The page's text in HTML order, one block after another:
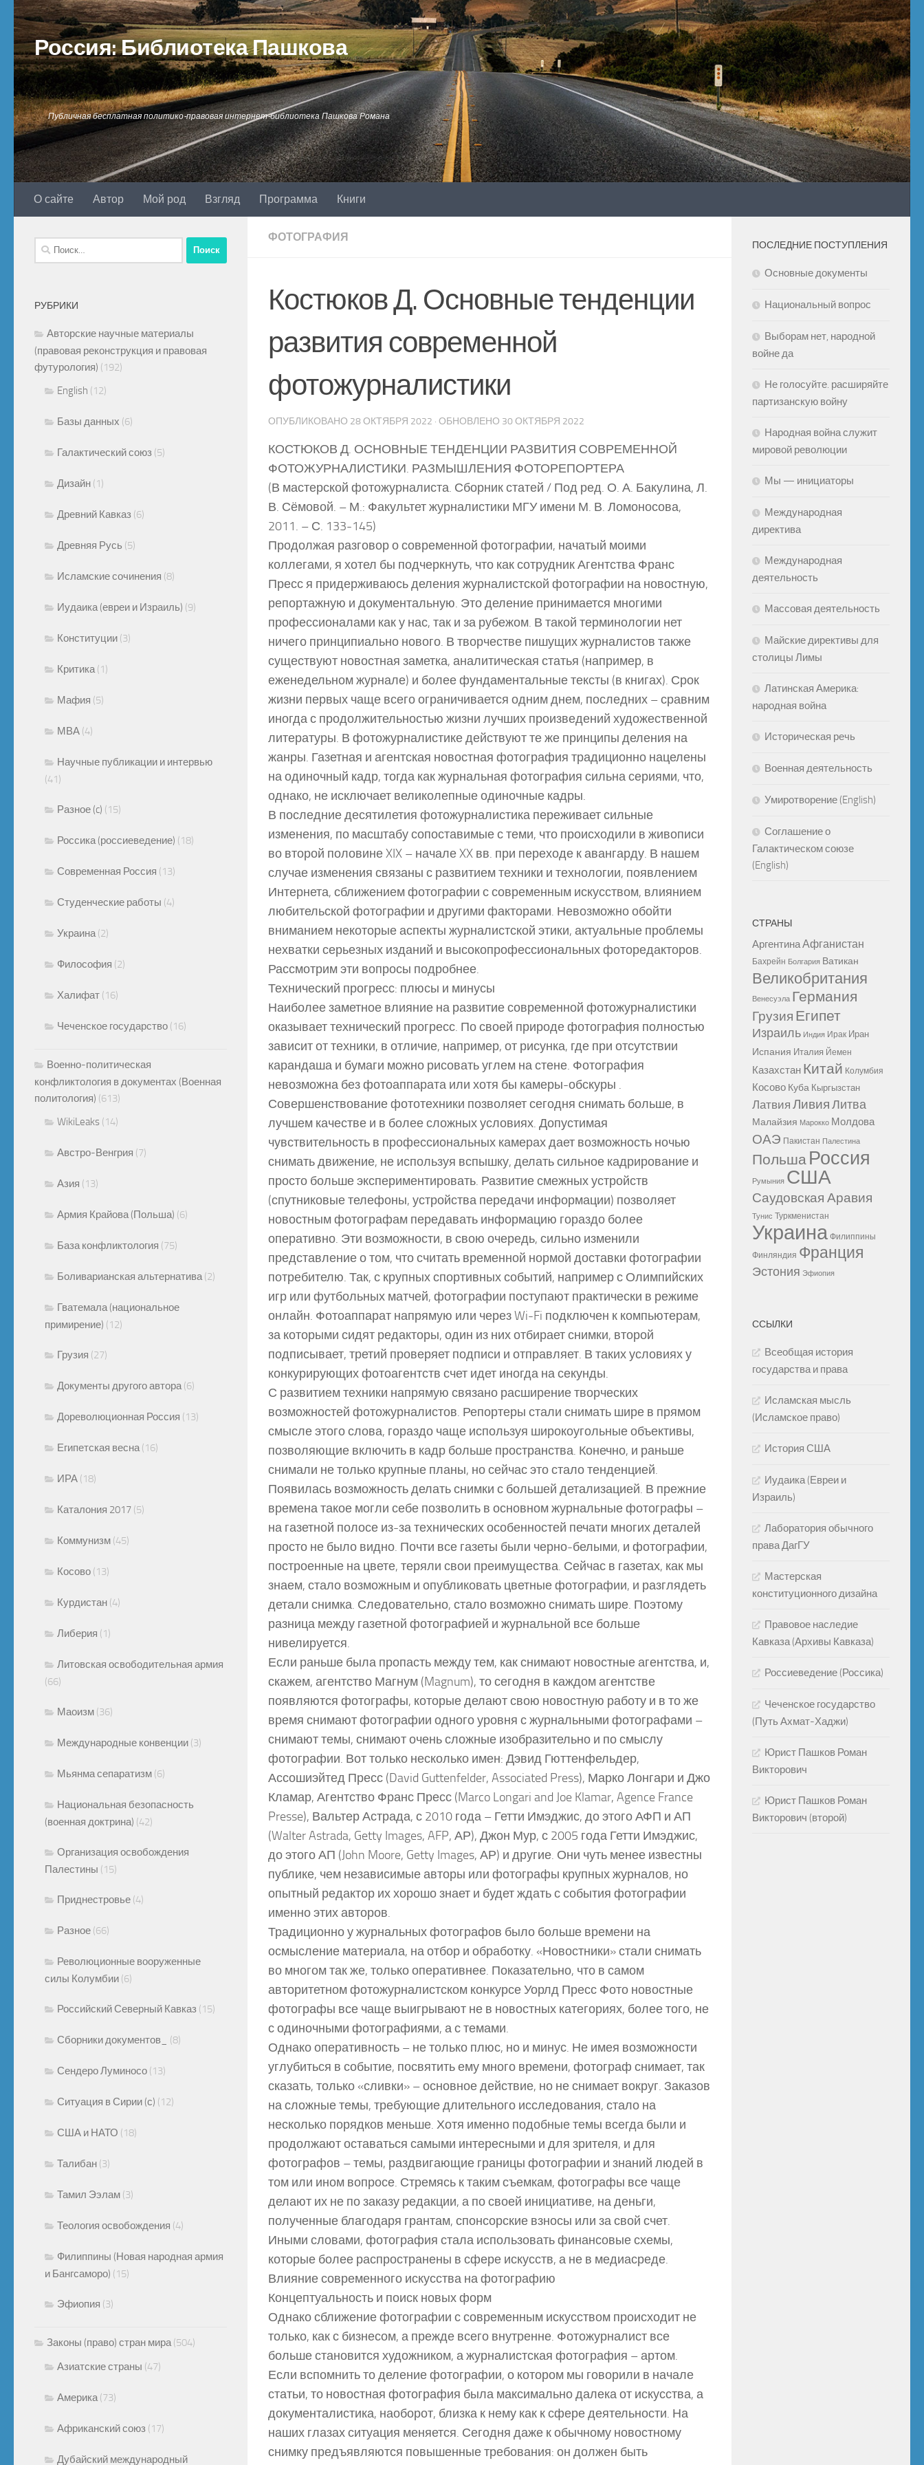
Перейти к содержимому
Россия: Библиотека Пашкова
Публичная бесплатная политико-правовая интернет-библиотека Пашкова Романа
О сайте Автор Мой род Взгляд Программа Книги
ФОТОГРАФИЯ
Костюков Д. Основные тенденции
развития современной
фотожурналистики
ОПУБЛИКОВАНО 28 ОКТЯБРЯ 2022 · ОБНОВЛЕНО 30 ОКТЯБРЯ 2022
КОСТЮКОВ Д. ОСНОВНЫЕ ТЕНДЕНЦИИ РАЗВИТИЯ СОВРЕМЕННОЙ
ФОТОЖУРНАЛИСТИКИ. РАЗМЫШЛЕНИЯ ФОТОРЕПОРТЕРА
(В мастерской фотожурналиста. Сборник статей / Под ред. О. А. Бакулина, Л.
В. Сёмовой. – М.: Факультет журналистики МГУ имени М. В. Ломоносова,
2011. – С. 133-145)
Продолжая разговор о современной фотографии, начатый моими
коллегами, я хотел бы подчеркнуть, что как сотрудник Агентства Франс
Пресс я придерживаюсь деления журналистской фотографии на новостную,
репортажную и документальную. Это деление принимается многими
профессионалами как у нас, так и за рубежом. В такой терминологии нет
ничего принципиально нового. В творчестве пишущих журналистов также
существуют новостная заметка, аналитическая статья (например, в
еженедельном журнале) и более фундаментальные тексты (в книгах). Срок
жизни первых чаще всего ограничивается одним днем, последних – сравним
иногда с продолжительностью жизни лучших произведений художественной
литературы. В фотожурналистике действуют те же принципы деления на
жанры. Газетная и агентская новостная фотография традиционно нацелены
на одиночный кадр, тогда как журнальная фотография сильна сериями, что,
однако, не исключает великолепные одиночные кадры.
В последние десятилетия фотожурналистика переживает сильные
изменения, по масштабу сопоставимые с теми, что происходили в живописи
во второй половине XIX – начале XX вв. при переходе к авангарду. В нашем
случае изменения связаны с развитием техники и технологии, появлением
Интернета, сближением фотографии с современным искусством, влиянием
любительской фотографии и другими факторами. Невозможно обойти
вниманием некоторые аспекты журналистской этики, актуальные проблемы
нехватки серьезных изданий и высокопрофессиональных фоторедакторов.
Рассмотрим эти вопросы подробнее.
Технический прогресс: плюсы и минусы
Наиболее заметное влияние на развитие современной фотожурналистики
оказывает технический прогресс. По своей природе фотография полностью
зависит от техники, в отличие, например, от рисунка, где при отсутствии
карандаша и бумаги можно рисовать углем на стене. Фотография
невозможна без фотоаппарата или хотя бы камеры-обскуры .
Совершенствование фототехники позволяет сегодня снимать больше, в
лучшем качестве и в более сложных условиях. Допустимая
чувствительность в профессиональных камерах дает возможность ночью
снимать движение, не используя вспышку, делать сильное кадрирование и
просто больше экспериментировать. Развитие смежных устройств
(спутниковые телефоны, устройства передачи информации) позволяет
новостным фотографам передавать информацию гораздо более
оперативно. Эти возможности, в свою очередь, сильно изменили
представление о том, что считать временной нормой доставки фотографии
потребителю. Так, с крупных спортивных событий, например с Олимпийских
игр или футбольных матчей, фотографии поступают практически в режиме
онлайн. Фотоаппарат напрямую или через Wi-Fi подключен к компьютерам,
за которыми сидят редакторы, один из них отбирает снимки, второй
подписывает, третий проверяет подписи и отправляет. В таких условиях у
конкурирующих фотоагентств счет идет иногда на секунды.
С развитием техники напрямую связано расширение творческих
возможностей фотожурналистов. Репортеры стали снимать шире в прямом
смысле этого слова, гораздо чаще используя широкоугольные объективы,
позволяющие включить в кадр больше пространства. Конечно, и раньше
снимали не только крупные планы, но сейчас это стало тенденцией.
Появилась возможность делать снимки с большей детализацией. В прежние
времена такое могли себе позволить в основном журнальные фотографы –
на газетной полосе из-за технических особенностей печати многих деталей
просто не было видно. Почти все газеты были черно-белыми, и фотографии,
построенные на цвете, теряли свои преимущества. Сейчас в газетах, как мы
знаем, стало возможным и опубликовать цветные фотографии, и разглядеть
детали снимка. Следовательно, стало возможно снимать шире. Поэтому
разница между газетной фотографией и журнальной все больше
нивелируется.
Если раньше была пропасть между тем, как снимают новостные агентства, и,
скажем, агентство Магнум (Magnum), то сегодня в каждом агентстве
появляются фотографы, которые делают свою новостную работу и в то же
время снимают фотографии одного уровня с журнальными фотографами –
снимают темы, снимают очень сложные изобразительно и по смыслу
фотографии. Вот только несколько имен: Дэвид Гюттенфельдер,
Ассошиэйтед Пресс (David Guttenfelder, Associated Press), Марко Лонгари и Джо
Кламар, Агентство Франс Пресс (Marco Longari and Joe Klamar, Agence France
Presse), Вальтер Астрада, с 2010 года – Гетти Имэджис, до этого АФП и АП
(Walter Astrada, Getty Images, AFP, АР), Джон Мур, с 2005 года Гетти Имэджис,
до этого АП (John Moore, Getty Images, АР) и другие. Они чуть менее известны
публике, чем независимые авторы или фотографы крупных журналов, но
опытный редактор их хорошо знает и будет ждать с события фотографии
именно этих авторов.
Традиционно у журнальных фотографов было больше времени на
осмысление материала, на отбор и обработку. «Новостники» стали снимать
во многом так же, только оперативнее. Показательно, что в самом
авторитетном фотожурналистском конкурсе Уорлд Пресс Фото новостные
фотографы все чаще выигрывают не в новостных категориях, более того, не
с одиночными фотографиями, а с темами.
Однако оперативность – не только плюс, но и минус. Не имея возможности
углубиться в событие, посвятить ему много времени, фотограф снимает, так
сказать, только «сливки» – основное действие, но не снимает вокруг. Заказов
на сложные темы, требующие длительного исследования, стало на
несколько порядков меньше. Хотя именно подобные темы всегда были и
продолжают оставаться самыми интересными и для зрителя, и для
фотографов – темы, раздвигающие границы фотографии и знаний людей в
том или ином вопросе. Стремясь к таким съемкам, фотографы все чаще
делают их не по заказу редакции, а по своей инициативе, на деньги,
полученные благодаря грантам, спонсорские взносы или за свой счет.
Иными словами, фотография стала использовать финансовые схемы,
которые более распространены в сфере искусств, а не в медиасреде.
Влияние современного искусства на фотографию
Концептуальность и поиск новых форм
Однако сближение фотографии с современным искусством происходит не
только, как с бизнесом, а прежде всего внутренне. Фотожурналист все
больше становится художником, а журналистская фотография – артом.
Если вспомнить то деление фотографии, о котором мы говорили в начале
статьи, то новостная фотография была максимально далека от искусства, а
документалистика, наоборот, близка к нему как к сфере деятельности. На
наших глазах ситуация меняется. Сегодня даже к обычному новостному
снимку предъявляются повышенные требования: он должен быть
Найти:
РУБРИКИ
Авторские научные материалы
(правовая реконструкция и правовая
футурология) (192)
English (12)
Базы данных (6)
Галактический союз (5)
Дизайн (1)
Древний Кавказ (6)
Древняя Русь (5)
Исламские сочинения (8)
Иудаика (евреи и Израиль) (9)
Конституции (3)
Критика (1)
Мафия (5)
МВА (4)
Научные публикации и интервью
(41)
Разное (c) (15)
Россика (россиеведение) (18)
Современная Россия (13)
Студенческие работы (4)
Украина (2)
Философия (2)
Халифат (16)
Чеченское государство (16)
Военно-политическая
конфликтология в документах (Военная
политология) (613)
WikiLeaks (14)
Австро-Венгрия (7)
Азия (13)
Армия Крайова (Польша) (6)
База конфликтология (75)
Боливарианская альтернатива (2)
Гватемала (национальное
примирение) (12)
Грузия (27)
Документы другого автора (6)
Дореволюционная Россия (13)
Египетская весна (16)
ИРА (18)
Каталония 2017 (5)
Коммунизм (45)
Косово (13)
Курдистан (4)
Либерия (1)
Литовская освободительная армия
(66)
Маоизм (36)
Международные конвенции (3)
Мьянма сепаратизм (6)
Национальная безопасность
(военная доктрина) (42)
Организация освобождения
Палестины (15)
Приднестровье (4)
Разное (66)
Революционные вооруженные
силы Колумбии (6)
Российский Северный Кавказ (15)
Сборники документов_ (8)
Сендеро Луминосо (13)
Ситуация в Сирии (с) (12)
США и НАТО (18)
Талибан (3)
Тамил Ээлам (3)
Теология освобождения (4)
Филиппины (Новая народная армия
и Бангсаморо) (15)
Эфиопия (3)
Законы (право) стран мира (504)
Азиатские страны (47)
Америка (73)
Африканский союз (17)
Дубайский международный
ПОСЛЕДНИЕ ПОСТУПЛЕНИЯ
Основные документы
Национальный вопрос
Выборам нет, народной
войне да
Не голосуйте. расширяйте
партизанскую войну
Народная война служит
мировой революции
Мы — инициаторы
Международная
директива
Международная
деятельность
Массовая деятельность
Майские директивы для
столицы Лимы
Латинская Америка:
народная война
Историческая речь
Военная деятельность
Умиротворение (English)
Соглашение о
Галактическом союзе
(English)
СТРАНЫ
АргентинаАфганистан
Бахрейн Болгария Ватикан
Великобритания
Венесуэла Германия
Грузия Египет
Израиль Индия Ирак Иран
Испания Италия Йемен
Казахстан Китай Колумбия
Косово Куба Кыргызстан
Латвия ЛивияЛитва
Малайзия Марокко Молдова
ОАЭ Пакистан Палестина
Польша Россия
Румыния США
Саудовская Аравия
Тунис Туркменистан
Украина Филиппины
Финляндия Франция
Эстония Эфиопия
ССЫЛКИ
Всеобщая история
государства и права
Исламская мысль
(Исламское право)
История США
Иудаика (Евреи и
Израиль)
Лаборатория обычного
права ДагГУ
Мастерская
конституционного дизайна
Правовое наследие
Кавказа (Архивы Кавказа)
Россиеведение (Россика)
Чеченское государство
(Путь Ахмат-Хаджи)
Юрист Пашков Роман
Викторович
Юрист Пашков Роман
Викторович (второй)